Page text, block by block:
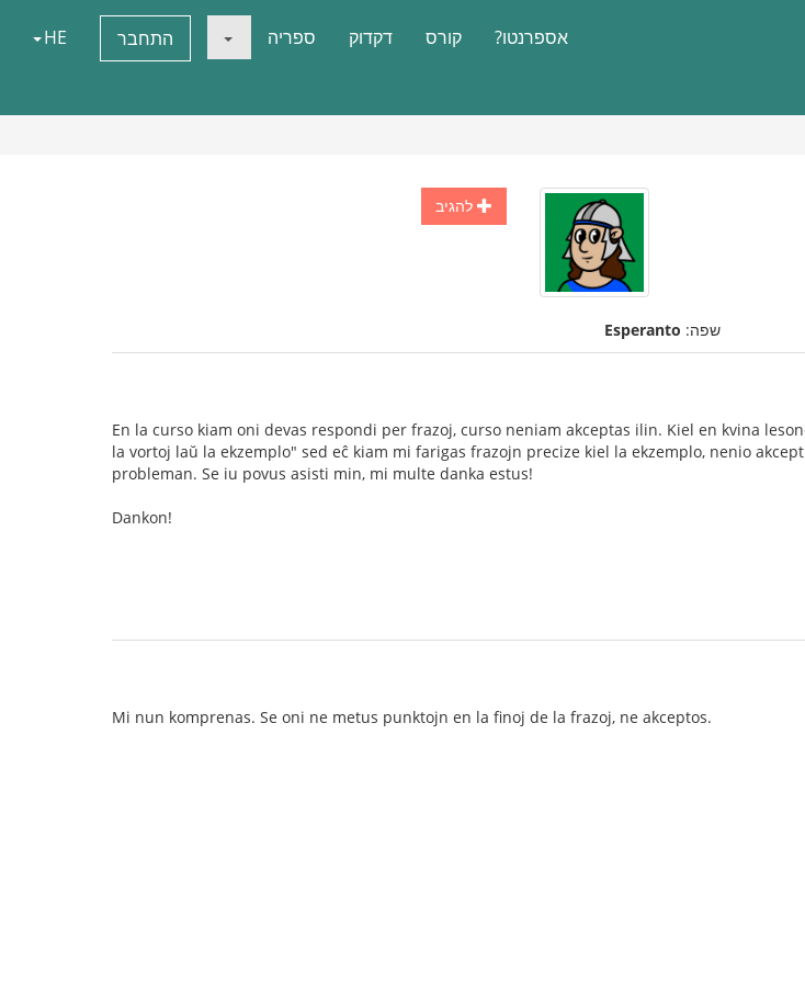
אספרנטו? קורס דקדוק ספריה התחבר HE
להגיב
שפה: Esperanto
En la curso kiam oni devas respondi per frazoj, curso neniam akceptas ilin. Kiel en kvina
la vortoj laŭ la ekzemplo" sed eĉ kiam mi farigas frazojn precize kiel la ekzemplo, nenio
probleman. Se iu povus asisti min, mi multe danka estus!
Dankon!
Mi nun komprenas. Se oni ne metus punktojn en la finoj de la frazoj, ne akceptos.